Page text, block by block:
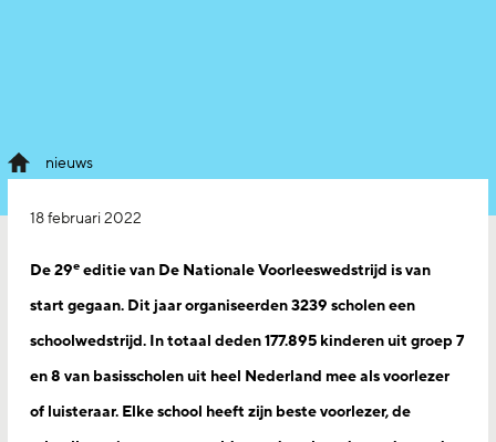
nieuws
18 februari 2022
De 29e editie van De Nationale Voorleeswedstrijd is van
start gegaan. Dit jaar organiseerden 3239 scholen een
schoolwedstrijd. In totaal deden 177.895 kinderen uit groep 7
en 8 van basisscholen uit heel Nederland mee als voorlezer
of luisteraar. Elke school heeft zijn beste voorlezer, de